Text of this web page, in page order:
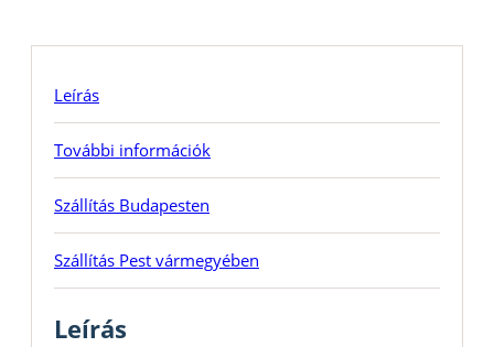
Leírás
További információk
Szállítás Budapesten
Szállítás Pest vármegyében
Leírás